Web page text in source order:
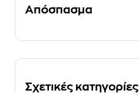
Απόσπασμα
Σχετικές κατηγορίες